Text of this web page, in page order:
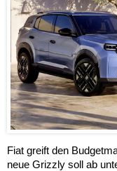
Fiat greift den
neue Grizzly soll ab